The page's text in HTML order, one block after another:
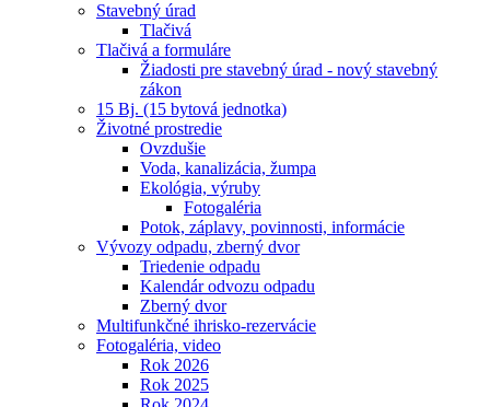
Stavebný úrad
Tlačivá
Tlačivá a formuláre
Žiadosti pre stavebný úrad - nový stavebný
zákon
15 Bj. (15 bytová jednotka)
Životné prostredie
Ovzdušie
Voda, kanalizácia, žumpa
Ekológia, výruby
Fotogaléria
Potok, záplavy, povinnosti, informácie
Vývozy odpadu, zberný dvor
Triedenie odpadu
Kalendár odvozu odpadu
Zberný dvor
Multifunkčné ihrisko-rezervácie
Fotogaléria, video
Rok 2026
Rok 2025